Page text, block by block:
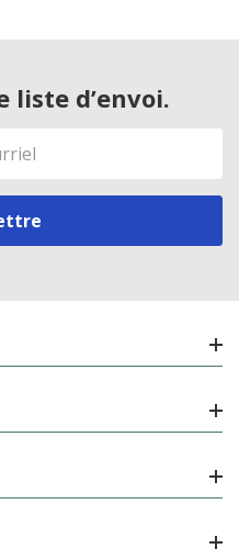
liste d’envoi.